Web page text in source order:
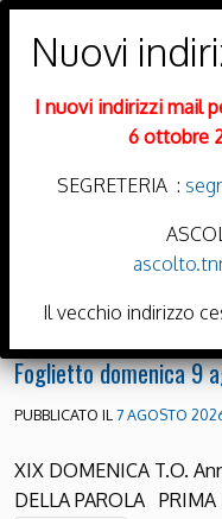
Trento Nord
DIOCESI DI TRENTO
Foglietto domenica 9
PUBBLICATO IL 7 AGOSTO
XIX DOMENICA T.O.
DELLA PAROLA
I nuovi indirizzi mail
6 ottobre
SEGRETERIA :
Il vecchio indirizzo